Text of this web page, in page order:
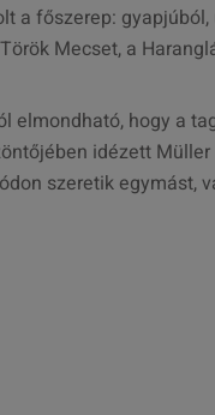
a főszerep:
Mecset, a
elmondható, hogy a
idézett
szeretik egymást,